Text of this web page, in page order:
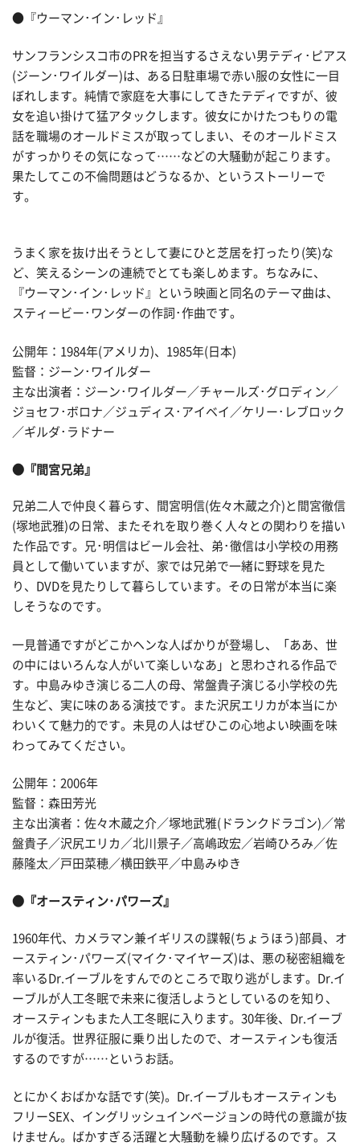
●『ウーマン･イン･レッド』
サンフランシスコ市のPRを担当するさえない男テディ･ピアス
(ジーン･ワイルダー)は、ある日駐車場で赤い服の女性に一目
ぼれします。純情で家庭を大事にしてきたテディですが、彼
女を追い掛けて猛アタックします。彼女にかけたつもりの電
話を職場のオールドミスが取ってしまい、そのオールドミス
がすっかりその気になって……などの大騒動が起こります。
果たしてこの不倫問題はどうなるか、というストーリーで
す。
うまく家を抜け出そうとして妻にひと芝居を打ったり(笑)な
ど、笑えるシーンの連続でとても楽しめます。ちなみに、
『ウーマン･イン･レッド』という映画と同名のテーマ曲は、
スティービー･ワンダーの作詞･作曲です。
公開年：1984年(アメリカ)、1985年(日本)
監督：ジーン･ワイルダー
主な出演者：ジーン･ワイルダー／チャールズ･グロディン／
ジョセフ･ボロナ／ジュディス･アイベイ／ケリー･レブロック
／ギルダ･ラドナー
●『間宮兄弟』
兄弟二人で仲良く暮らす、間宮明信(佐々木蔵之介)と間宮徹信
(塚地武雅)の日常、またそれを取り巻く人々との関わりを描い
た作品です。兄･明信はビール会社、弟･徹信は小学校の用務
員として働いていますが、家では兄弟で一緒に野球を見た
り、DVDを見たりして暮らしています。その日常が本当に楽
しそうなのです。
一見普通ですがどこかヘンな人ばかりが登場し、「ああ、世
の中にはいろんな人がいて楽しいなあ」と思わされる作品で
す。中島みゆき演じる二人の母、常盤貴子演じる小学校の先
生など、実に味のある演技です。また沢尻エリカが本当にか
わいくて魅力的です。未見の人はぜひこの心地よい映画を味
わってみてください。
公開年：2006年
監督：森田芳光
主な出演者：佐々木蔵之介／塚地武雅(ドランクドラゴン)／常
盤貴子／沢尻エリカ／北川景子／高嶋政宏／岩崎ひろみ／佐
藤隆太／戸田菜穂／横田鉄平／中島みゆき
●『オースティン･パワーズ』
1960年代、カメラマン兼イギリスの諜報(ちょうほう)部員、オ
ースティン･パワーズ(マイク･マイヤーズ)は、悪の秘密組織を
率いるDr.イーブルをすんでのところで取り逃がします。Dr.イ
ーブルが人工冬眠で未来に復活しようとしているのを知り、
オースティンもまた人工冬眠に入ります。30年後、Dr.イーブ
ルが復活。世界征服に乗り出したので、オースティンも復活
するのですが……というお話。
とにかくおばかな話です(笑)。Dr.イーブルもオースティンも
フリーSEX、イングリッシュインベージョンの時代の意識が抜
けません。ばかすぎる活躍と大騒動を繰り広げるのです。ス